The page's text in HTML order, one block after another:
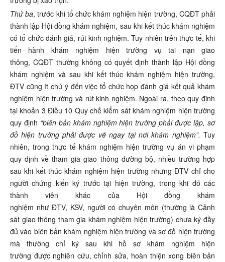
Thứba, trước khi tổ chức khám nghiệm hiện trường, CQĐT phải
thành lập Hội đồng khám nghiệm, sau khi kết thúc khám nghiệm
có tổ chức đánh giá, rút kinh nghiệm. Tuy nhiên trên thực tế, khi
tiến hành khám nghiệm hiện trường vụ tai nạn giao
thông, CQĐT thường không có quyết định thành lập Hội đồng
khám nghiệm và sau khi kết thúc khám nghiệm hiện trường,
ĐTV cũng ít chú ý đến việc tổ chức họp đánh giá kết quả khám
nghiệm hiện trường và rút kinh nghiệm. Ngoài ra, theo quy định
tại khoản 3 Điều 10 Quy chế kiểm sát khám nghiệm hiện trường
quy định “biên bản khám nghiệm hiện trường phải được lập, sơ
đồ hiện trường phải được vẽ ngay tại nơi khám nghiệm”.Tuy
nhiên, trong thực tế khám nghiệm hiện trường vụ án vi phạm
quy định về tham gia giao thông đường bộ, nhiều trường hợp
sau khi kết thúc khám nghiệm hiện trường nhưng ĐTV chỉ cho
người chứng kiến ký trước tại hiện trường, trong khi đó các
thành viên khác của Hội đồng khám
nghiệm như ĐTV, KSV, người có chuyên môn (thường là Cảnh
sát giao thông tham gia khám nghiệm hiện trường) chưa ký đầy
đủ vào biên bản khám nghiệm hiện trường và sơ đồ hiện trường
mà thường chỉ ký sau khi hồ sơ khám nghiệm hiện
trường được nghiên cứu, chỉnh sửa, hoàn thiện xong biên bản